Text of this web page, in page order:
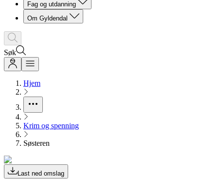
Fag og utdanning
Om Gyldendal
Søk
Hjem
Krim og spenning
Søsteren
Last ned omslag